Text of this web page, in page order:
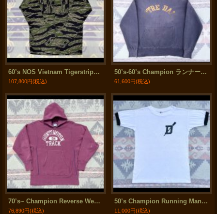
60’s NOS Vietnam Tigerstripe Late War Dense Pattern Shirt US-S
107,800円(税込)
50’s-60’s Champion ランナーズタグ "Norte Dame" Sweat Hoodie
61,600円(税込)
70’s~ Champion Reverse Weave Sweat Hoodie
76,890円(税込)
50’s Champion Running Man Tag "DARTMOUTH COLLEGE" Tee
11,000円(税込)